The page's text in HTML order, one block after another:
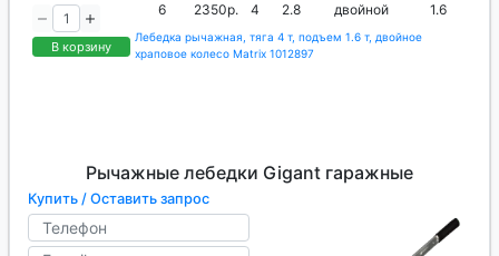
В корзину
6 2350р. 4 2.8 двойной 1.6
Лебедка рычажная, тяга 4 т, подъем 1.6 т, двойное
храповое колесо Matrix 1012897
Рычажные лебедки Gigant гаражные
Купить / Оставить запрос